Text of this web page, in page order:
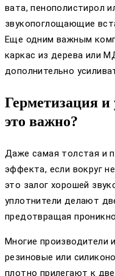
вата, пенополистирол
звукопоглощающие
Еще одним важным
каркас из дерева или
дополнительно
Герметизация
это важно?
Даже самая толстая и
эффекта, если вокруг
это залог хорошей
уплотнители делают
предотвращая
Многие производители
резиновые или
плотно прилегают к